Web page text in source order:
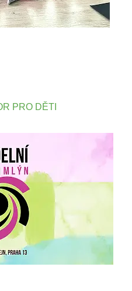
PRO DĚTI